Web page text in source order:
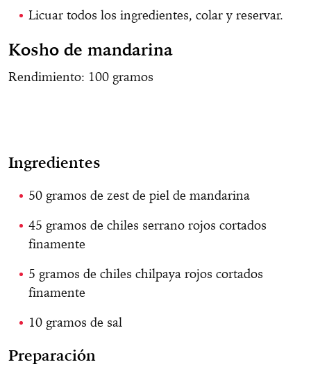
Licuar todos los ingredientes, colar y reservar.
Kosho de mandarina
Rendimiento: 100 gramos
Ingredientes
50 gramos de zest de piel de mandarina
45 gramos de chiles serrano rojos cortados
finamente
5 gramos de chiles chilpaya rojos cortados
finamente
10 gramos de sal
Preparación